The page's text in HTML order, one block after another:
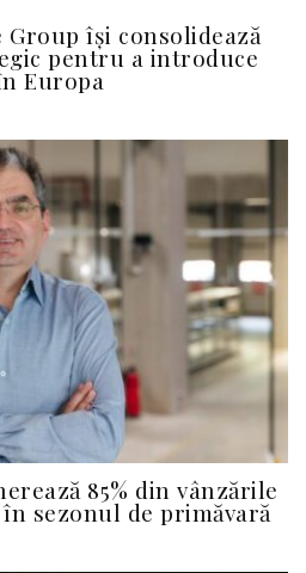
Group își consolidează
pentru a introduce
Europa
85% din vânzările
sezonul de primăvară